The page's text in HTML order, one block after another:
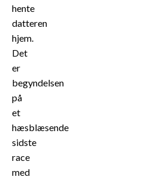
hente
datteren
hjem.
Det
er
begyndelsen
på
et
hæsblæsende
sidste
race
med